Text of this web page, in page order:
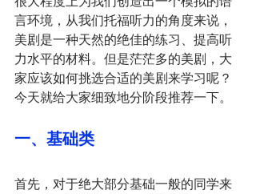
言环境，从我们托福听力的角度来说，
美剧是一种天然的绝佳的练习、提高听
力水平的材料。但是茫茫多的美剧，大
家应该如何挑选合适的美剧来学习呢？
今天就给大家细致地分阶段推荐一下。
一、基础类
首先，对于绝大部分基础一般的同学来